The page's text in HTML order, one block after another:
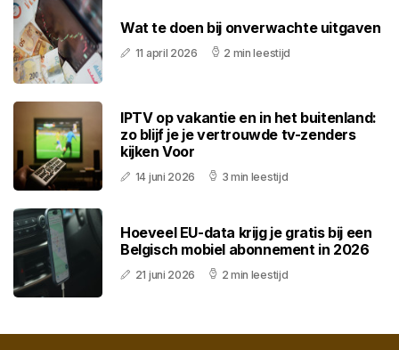
Wat te doen bij onverwachte uitgaven
11 april 2026 2 min leestijd
IPTV op vakantie en in het buitenland:
zo blijf je je vertrouwde tv-zenders
kijken Voor
14 juni 2026 3 min leestijd
Hoeveel EU-data krijg je gratis bij een
Belgisch mobiel abonnement in 2026
21 juni 2026 2 min leestijd